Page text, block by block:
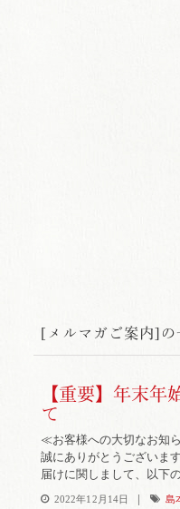
[メルマガご案内]の
【重要】年末年
て
≪お客様への大切なお知
誠にありがとうございま
届けに関しまして、以下の
2022年12月14日 | 島